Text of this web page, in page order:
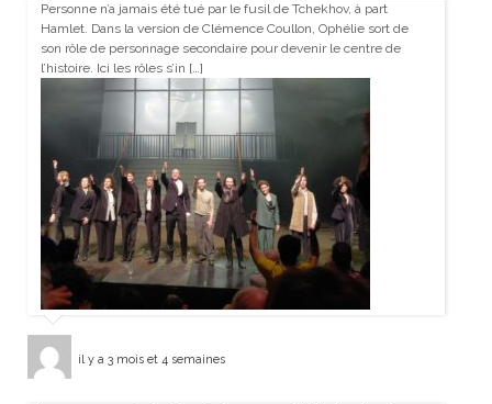
Personne n’a jamais été tué par le fusil de Tchekhov, à part
Hamlet. Dans la version de Clémence Coullon, Ophélie sort de
son rôle de personnage secondaire pour devenir le centre de
l’histoire. Ici les rôles s’in […]
il y a 3 mois et 4 semaines